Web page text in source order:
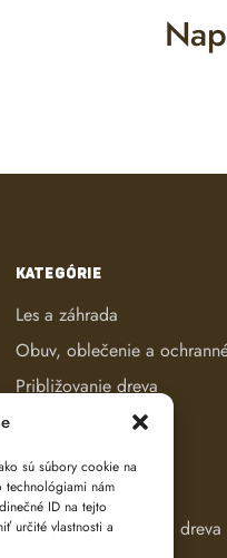
sú súbory cookie na
technológiami nám
ID na tejto
určité vlastnosti a
KATEGÓRIE
Les a záhrada
Obuv, oblečenie a
Približovanie dreva
Robotické kosačky
Spracovanie dreva
Ťažba dreva
Značenie a evidencia dreva